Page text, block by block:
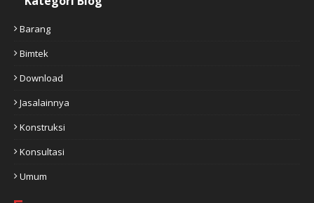
Barang
Bimtek
Download
Jasalainnya
Konstruksi
Konsultasi
Umum